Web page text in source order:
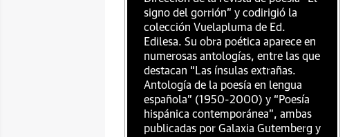
signo del gorrión” y codirigió la
colección Vuelapluma de Ed.
Edilesa. Su obra poética aparece en
numerosas antologías, entre las que
destacan “Las ínsulas extrañas.
Antología de la poesía en lengua
española” (1950-2000) y “Poesía
hispánica contemporánea”, ambas
publicadas por Galaxia Gutemberg y